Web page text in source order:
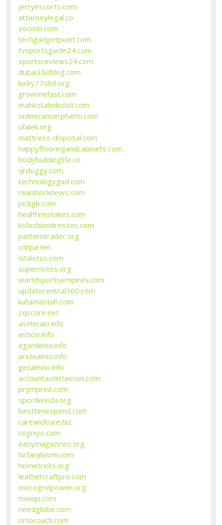
jerryescorts.com
attorneylegal.co
voomb.com
techgadgetpoint.com
tvsportsguide24.com
sportsreviews24.com
dubai360blog.com
lucky77slot.org
growmefast.com
mahkotahokislot.com
onlinecancerpharm.com
ufalek.org
mattress-disposal.com
happyflooringandcabinets.com
bodybuildinglife.co
qrdoggy.com
technologygud.com
realshocknews.com
pickgb.com
healthmistakes.com
ksfashiondresses.com
patterntrader.org
cnhpa.net
sitalotus.com
supernotes.org
worldsportsempires.com
updatecentral360.com
katamastah.com
zqscore.net
aseleraio.info
asticio.info
egardenio.info
arxteamio.info
getalexio.info
accountaudittaxcon.com
prymprint.com
sportkeeda.org
besttimespend.com
careandcure.biz
cogniyo.com
easymagazines.org
hirfanjilasmi.com
hometricks.org
leathercraftpro.com
microgridpower.org
mixiqo.com
needglobe.com
ortocoach.com